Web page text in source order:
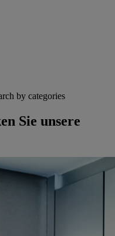
by categories
Sie unsere